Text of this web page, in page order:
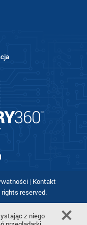
| Kontakt
rights reserved.
z niego